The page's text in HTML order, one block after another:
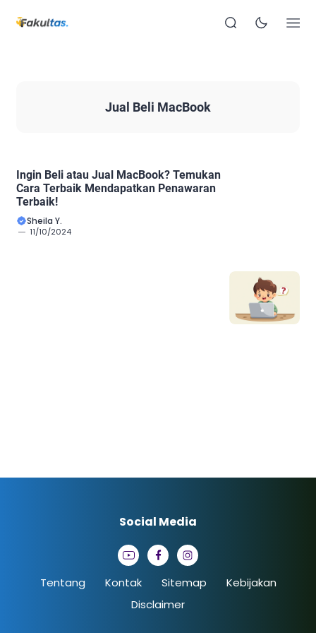
Jual Beli MacBook
Ingin Beli atau Jual MacBook? Temukan
Cara Terbaik Mendapatkan Penawaran
Terbaik!
Sheila Y.
11/10/2024
Tentang Kontak Sitemap
Kebijakan
Disclaimer
Social Media